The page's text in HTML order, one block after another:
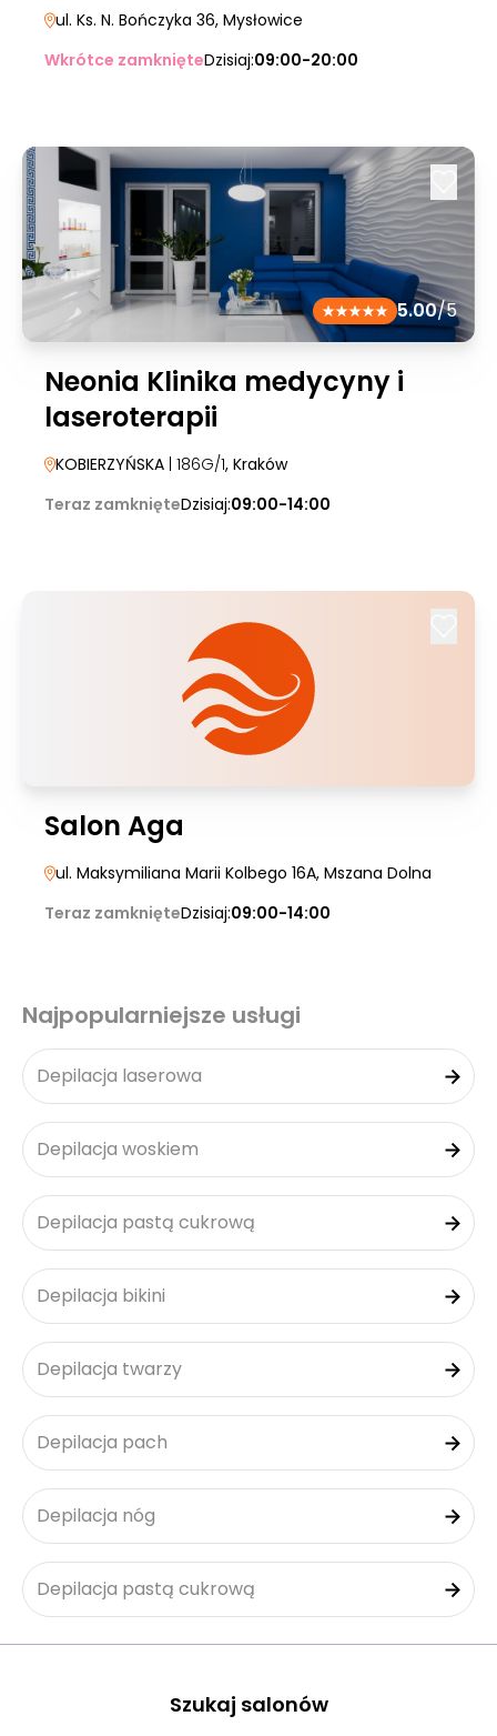
ul. Ks. N. Bończyka 36, Mysłowice
Wkrótce zamknięteDzisiaj:09:00-20:00
5.00/5
Neonia Klinika medycyny i
laseroterapii
KOBIERZYŃSKA | 186G/1, Kraków
Teraz zamknięteDzisiaj:09:00-14:00
Salon Aga
ul. Maksymiliana Marii Kolbego 16A, Mszana Dolna
Teraz zamknięteDzisiaj:09:00-14:00
Najpopularniejsze usługi
Depilacja laserowa
Depilacja woskiem
Depilacja pastą cukrową
Depilacja bikini
Depilacja twarzy
Depilacja pach
Depilacja nóg
Depilacja pastą cukrową
Szukaj salonów